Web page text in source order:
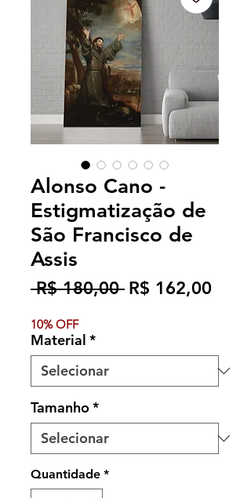
Alonso Cano -
Estigmatização de
São Francisco de
Assis
R$ 180,00 Preço
R$ 162,00Preço
10% OFF
Material *
Tamanho*
Quantidade *